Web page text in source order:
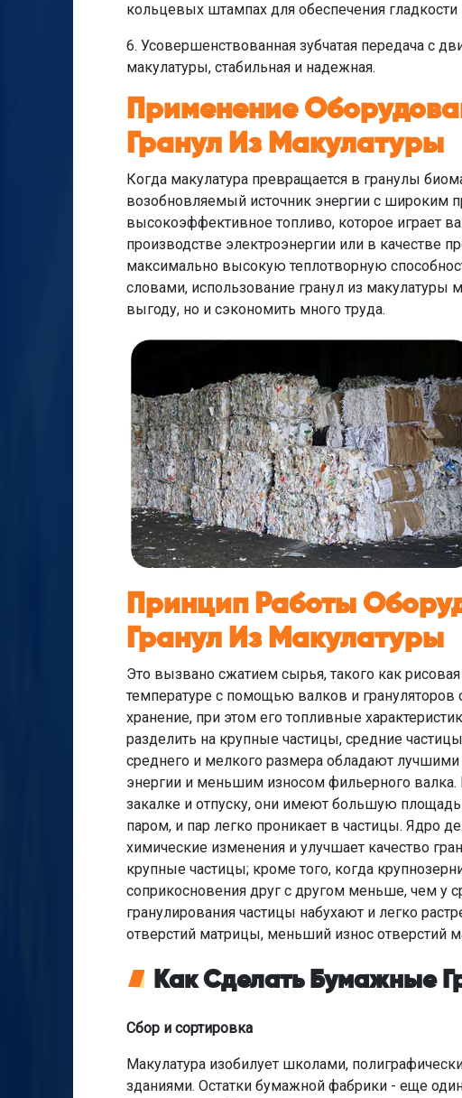
кольцевых штампах для обеспечения гладкости
6. Усовершенствованная зубчатая передача с
макулатуры, стабильная и надежная.
Применение
Гранул Из Макулатуры
Когда макулатура превращается в гранулы
возобновляемый источник энергии с широким
высокоэффективное топливо, которое играет
производстве электроэнергии или в качестве
максимально высокую теплотворную
словами, использование гранул из
выгоду, но и сэкономить много труда.
Принцип Работы
Гранул Из Макулатуры
Это вызвано сжатием сырья, такого как
температуре с помощью валков и грануляторов
хранение, при этом его топливные
разделить на крупные частицы, средние
среднего и мелкого размера обладают
энергии и меньшим износом фильерного
закалке и отпуску, они имеют большую
паром, и пар легко проникает в частицы. Ядро
химические изменения и улучшает качество
крупные частицы; кроме того, когда
соприкосновения друг с другом меньше, чем у
гранулирования частицы набухают и легко
отверстий матрицы, меньший износ отверстий
Как Сделать Бумажные
Сбор и сортировка
Макулатура изобилует школами,
зданиями. Остатки бумажной фабрики - еще